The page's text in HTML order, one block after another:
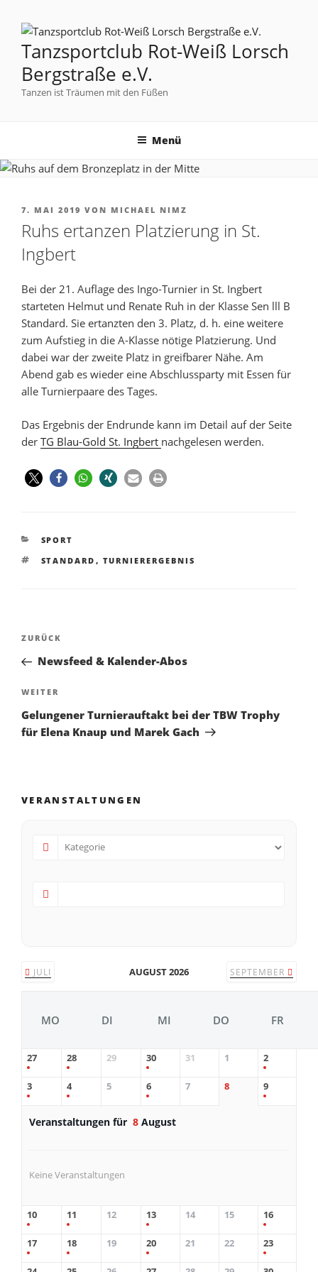
Tanzsportclub Rot-Weiß Lorsch
Bergstraße e.V.
Tanzen ist Träumen mit den Füßen
Menü
7. MAI 2019 VON MICHAEL NIMZ
Ruhs ertanzen Platzierung in St.
Ingbert
Bei der 21. Auflage des Ingo-Turnier in St. Ingbert
starteten Helmut und Renate Ruh in der Klasse Sen lll B
Standard. Sie ertanzten den 3. Platz, d. h. eine weitere
zum Aufstieg in die A-Klasse nötige Platzierung. Und
dabei war der zweite Platz in greifbarer Nähe. Am
Abend gab es wieder eine Abschlussparty mit Essen für
alle Turnierpaare des Tages.
Das Ergebnis der Endrunde kann im Detail auf der Seite
der TG Blau-Gold St. Ingbert nachgelesen werden.
SPORT
STANDARD , TURNIERERGEBNIS
ZURÜCK
Newsfeed & Kalender-Abos
WEITER
Gelungener Turnierauftakt bei der TBW Trophy
für Elena Knaup und Marek Gach
VERANSTALTUNGEN
JULI AUGUST 2026 SEPTEMBER
MO DI MI DO FR
27 28 29 30 31 1 2
3 4 5 6 7 8 9
Veranstaltungen für 8 August
Keine Veranstaltungen
10 11 12 13 14 15 16
17 18 19 20 21 22 23